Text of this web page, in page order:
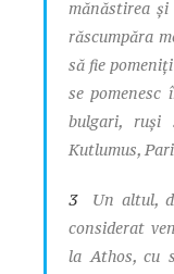
mănăstirea
răscumpăra
să fie
se
bulgari, ruşi
Kutlumus,
3Un altul,
considerat
la Athos, cu